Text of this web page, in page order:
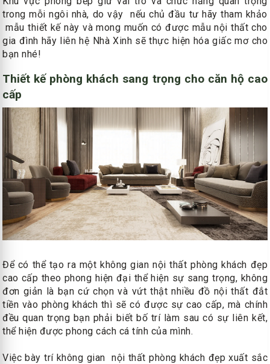
trong mỗi ngôi nhà, do vậy nếu chủ đầu tư hãy tham khảo
mẫu thiết kế này và mong muốn có được mẫu nội thất cho
gia đình hãy liên hệ Nhà Xinh sẽ thực hiện hóa giấc mơ cho
bạn nhé!
Thiết kế phòng khách sang trọng cho căn hộ cao
cấp
Để có thể tạo ra một không gian nội thất phòng khách đẹp
cao cấp theo phong hiện đại thể hiện sự sang trọng, không
đơn giản là bạn cứ chọn và vứt thật nhiều đồ nội thất đắt
tiền vào phòng khách thì sẽ có được sự cao cấp, mà chính
đều quan trọng bạn phải biết bố trí làm sau có sự liên kết,
thể hiện được phong cách cá tính của mình.
Việc bày trí không gian nội thất phòng khách đẹp xuất sắc